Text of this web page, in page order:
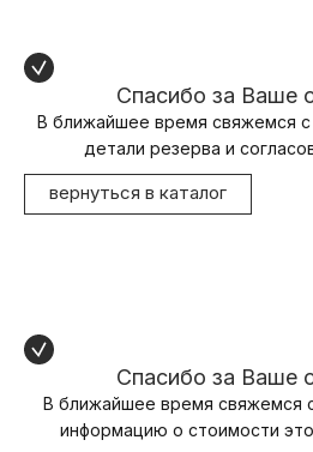
Спасибо за Ваше
В ближайшее время свяжемся с
детали резерва и
вернуться в каталог
Спасибо за Ваше
В ближайшее время свяжемся
информацию о стоимости